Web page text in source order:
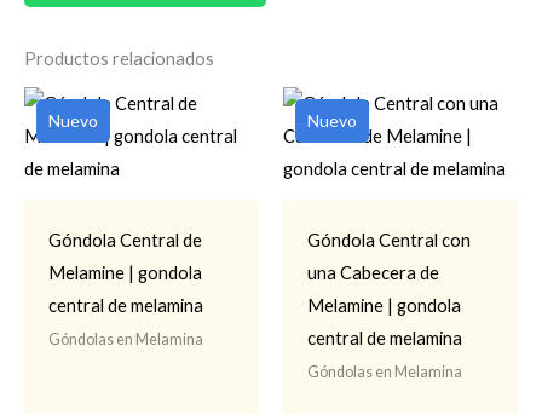
Productos relacionados
Nuevo
Góndola Central de
Melamine | gondola
central de melamina
Góndolas en Melamina
Nuevo
Góndola Central con
una Cabecera de
Melamine | gondola
central de melamina
Góndolas en Melamina